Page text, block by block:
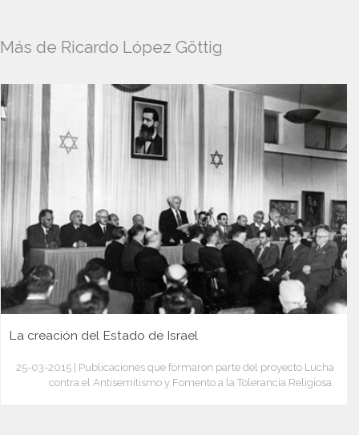
Más de Ricardo López Göttig
La creación del Estado de Israel
25-03-2015 | Publicaciones que formaron parte del proyecto Lucha
contra el Antisemitismo y Fomento a la Tolerancia Religiosa.